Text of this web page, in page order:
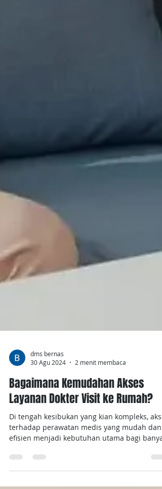
dms bernas
30 Agu 2024
2 menit membaca
Bagaimana Kemudahan Akses
Layanan Dokter Visit ke Rumah?